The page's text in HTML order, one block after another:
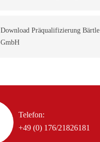
Download Präqualifizierung Bärtle
GmbH
Telefon:
+49 (0) 176/21826181